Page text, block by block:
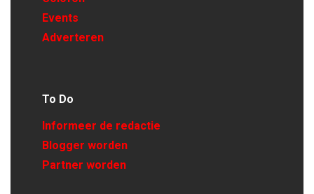
Events
Adverteren
To Do
Informeer de redactie
Blogger worden
Partner worden